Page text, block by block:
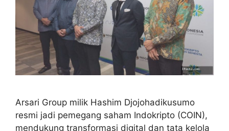
Arsari Group milik Hashim Djojohadikusumo
resmi jadi pemegang saham Indokripto (COIN),
mendukung transformasi digital dan tata kelola